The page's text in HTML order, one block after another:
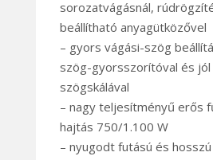
sorozatvágásnál,
beállítható anyagütközővel
– gyors vágási-szög
szög-gyorsszorítóval és jól
szögskálával
– nagy teljesítményű erős
hajtás 750/1.100 W
– nyugodt futású és